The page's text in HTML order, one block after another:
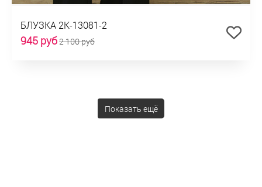
БЛУЗКА 2К-13081-2
945 руб2 100 руб
Показать ещё